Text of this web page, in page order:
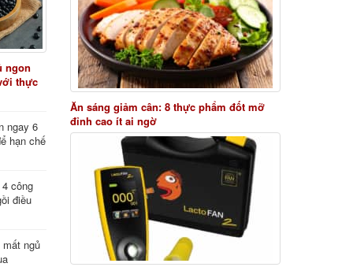
ngon
thực
ngay 6
hạn chế
công
điều
ngủ
Ăn sáng giảm cân: 8 thực phẩm đốt mỡ
đỉnh cao ít ai ngờ